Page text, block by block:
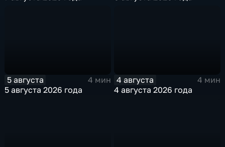
5 августа
4 мин
5 августа 2026 года
4 августа
4 мин
4 августа 2026 года